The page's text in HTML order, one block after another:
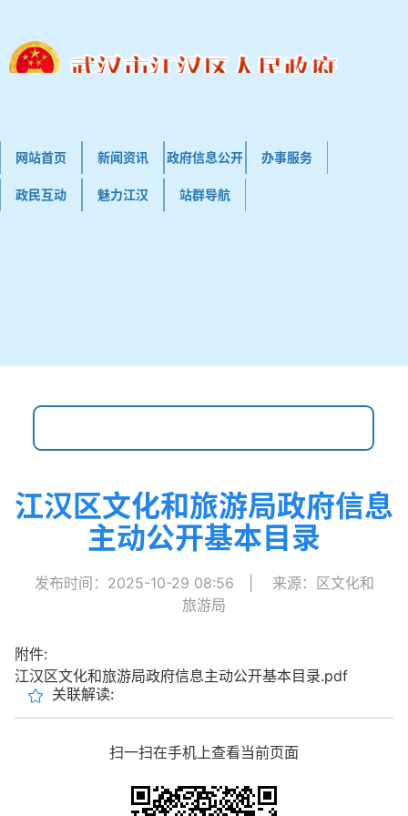
网站首页 新闻资讯 政府信息公开 办事服务
政民互动 魅力江汉 站群导航
江汉区文化和旅游局政府信息
主动公开基本目录
发布时间：2025-10-29 08:56
来源：区文化和
旅游局
附件:
江汉区文化和旅游局政府信息主动公开基本目录.pdf
关联解读:
扫一扫在手机上查看当前页面